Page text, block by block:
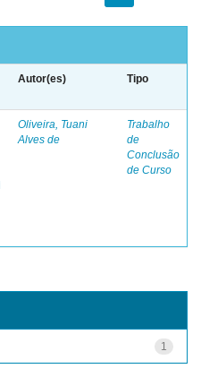
Autor(es) Tipo
Oliveira, Tuani
Alves de
Trabalho
de
Conclusão
de Curso
1